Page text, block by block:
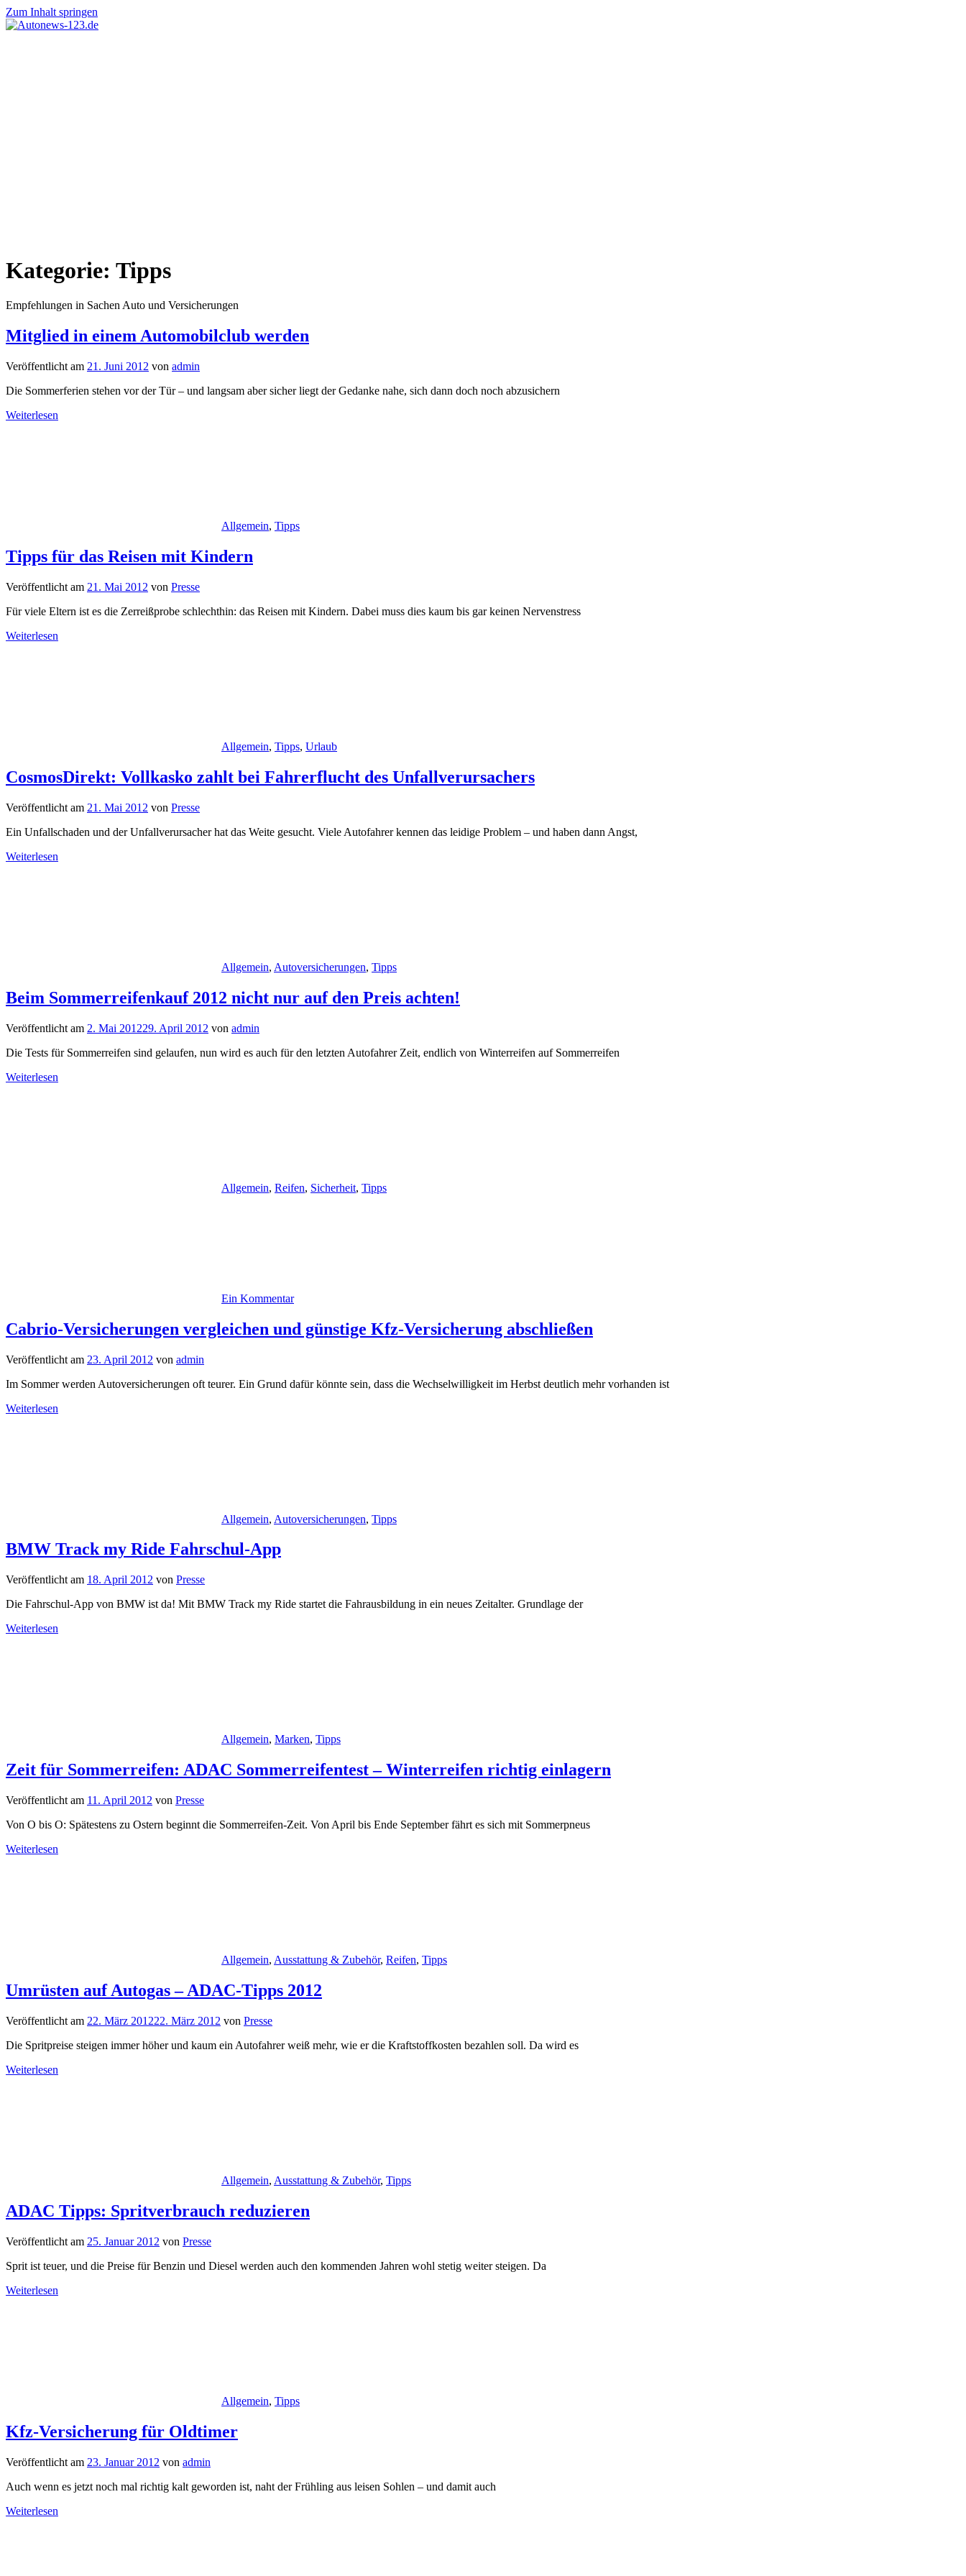
Zum Inhalt springen
Kategorie: Tipps
Empfehlungen in Sachen Auto und Versicherungen
Mitglied in einem Automobilclub werden
Veröffentlicht am 21. Juni 2012 von admin
Die Sommerferien stehen vor der Tür – und langsam aber sicher liegt der Gedanke nahe, sich dann doch noch abzusichern
Weiterlesen
Allgemein, Tipps
Tipps für das Reisen mit Kindern
Veröffentlicht am 21. Mai 2012 von Presse
Für viele Eltern ist es die Zerreißprobe schlechthin: das Reisen mit Kindern. Dabei muss dies kaum bis gar keinen Nervenstress
Weiterlesen
Allgemein, Tipps, Urlaub
CosmosDirekt: Vollkasko zahlt bei Fahrerflucht des Unfallverursachers
Veröffentlicht am 21. Mai 2012 von Presse
Ein Unfallschaden und der Unfallverursacher hat das Weite gesucht. Viele Autofahrer kennen das leidige Problem – und haben dann Angst,
Weiterlesen
Allgemein, Autoversicherungen, Tipps
Beim Sommerreifenkauf 2012 nicht nur auf den Preis achten!
Veröffentlicht am 2. Mai 201229. April 2012 von admin
Die Tests für Sommerreifen sind gelaufen, nun wird es auch für den letzten Autofahrer Zeit, endlich von Winterreifen auf Sommerreifen
Weiterlesen
Allgemein, Reifen, Sicherheit, Tipps
Ein Kommentar
Cabrio-Versicherungen vergleichen und günstige Kfz-Versicherung abschließen
Veröffentlicht am 23. April 2012 von admin
Im Sommer werden Autoversicherungen oft teurer. Ein Grund dafür könnte sein, dass die Wechselwilligkeit im Herbst deutlich mehr vorhanden ist
Weiterlesen
Allgemein, Autoversicherungen, Tipps
BMW Track my Ride Fahrschul-App
Veröffentlicht am 18. April 2012 von Presse
Die Fahrschul-App von BMW ist da! Mit BMW Track my Ride startet die Fahrausbildung in ein neues Zeitalter. Grundlage der
Weiterlesen
Allgemein, Marken, Tipps
Zeit für Sommerreifen: ADAC Sommerreifentest – Winterreifen richtig einlagern
Veröffentlicht am 11. April 2012 von Presse
Von O bis O: Spätestens zu Ostern beginnt die Sommerreifen-Zeit. Von April bis Ende September fährt es sich mit Sommerpneus
Weiterlesen
Allgemein, Ausstattung & Zubehör, Reifen, Tipps
Umrüsten auf Autogas – ADAC-Tipps 2012
Veröffentlicht am 22. März 201222. März 2012 von Presse
Die Spritpreise steigen immer höher und kaum ein Autofahrer weiß mehr, wie er die Kraftstoffkosten bezahlen soll. Da wird es
Weiterlesen
Allgemein, Ausstattung & Zubehör, Tipps
ADAC Tipps: Spritverbrauch reduzieren
Veröffentlicht am 25. Januar 2012 von Presse
Sprit ist teuer, und die Preise für Benzin und Diesel werden auch den kommenden Jahren wohl stetig weiter steigen. Da
Weiterlesen
Allgemein, Tipps
Kfz-Versicherung für Oldtimer
Veröffentlicht am 23. Januar 2012 von admin
Auch wenn es jetzt noch mal richtig kalt geworden ist, naht der Frühling aus leisen Sohlen – und damit auch
Weiterlesen